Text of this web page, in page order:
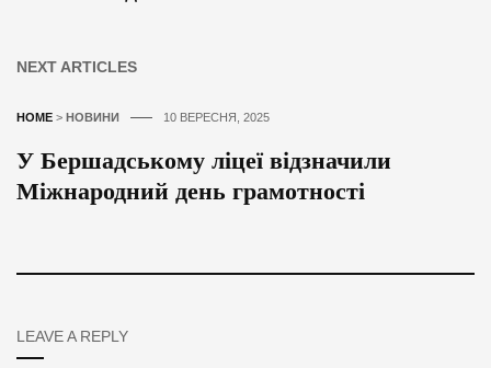
NEXT ARTICLES
HOME > НОВИНИ 10 ВЕРЕСНЯ, 2025
У Бершадському ліцеї відзначили
Міжнародний день грамотності
LEAVE A REPLY